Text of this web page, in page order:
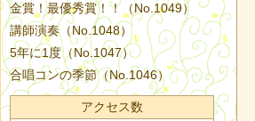
金賞！最優秀賞！！（No.1049）
講師演奏（No.1048）
5年に1度（No.1047）
合唱コンの季節（No.1046）
アクセス数